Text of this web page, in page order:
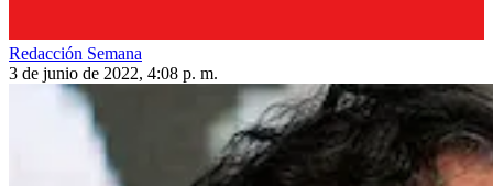
Redacción Semana
3 de junio de 2022, 4:08 p. m.